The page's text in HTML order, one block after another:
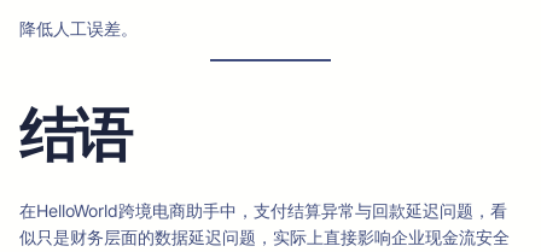
降低人工误差。
结语
在HelloWorld跨境电商助手中，支付结算异常与回款延迟问题，看
似只是财务层面的数据延迟问题，实际上直接影响企业现金流安全